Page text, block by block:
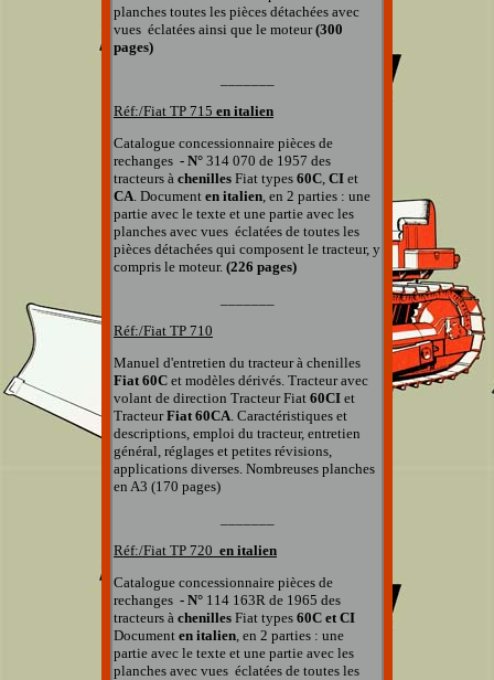
planches toutes les pièces détachées avec
vues éclatées ainsi que le moteur(300
pages)
Réf:/Fiat TP 715 en italien
Catalogue concessionnaire pièces de
rechanges - N° 314 070 de 1957 des
tracteurs à chenilles Fiat types 60C, CI et
CA. Document en italien, en 2 parties : une
partie avec le texte et une partie avec les
planches avec vues éclatées de toutes les
pièces détachées qui composent le tracteur, y
compris le moteur. (226 pages)
Réf:/Fiat TP 710
Manuel d'entretien du tracteur à chenilles
Fiat 60C et modèles dérivés. Tracteur avec
volant de direction Tracteur Fiat 60CI et
TracteurFiat 60CA. Caractéristiques et
descriptions, emploi du tracteur, entretien
général, réglages et petites révisions,
applications diverses. Nombreuses planches
en A3 (170 pages)
Réf:/Fiat TP 720 en italien
Catalogue concessionnaire pièces de
rechanges - N° 114 163R de 1965 des
tracteurs à chenilles Fiat types 60C et CI
Document en italien, en 2 parties : une
partie avec le texte et une partie avec les
planches avec vues éclatées de toutes les